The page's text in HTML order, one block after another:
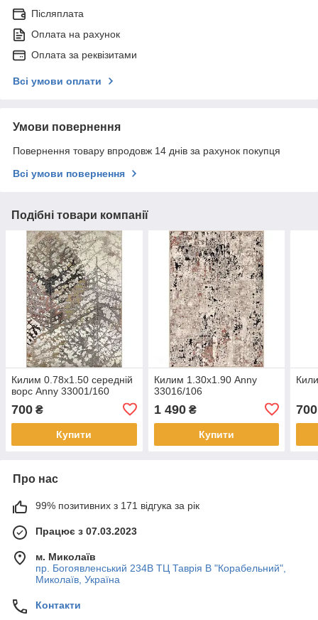
Післяплата
Оплата на рахунок
Оплата за реквізитами
Всі умови оплати
Умови повернення
Повернення товару впродовж 14 днів за рахунок покупця
Всі умови повернення
Подібні товари компанії
Килим 0.78х1.50 середній
ворс Anny 33001/160
700 ₴
Купити
Килим 1.30х1.90 Anny
33016/106
1 490₴
Купити
700
Про нас
99% позитивних з 171 відгука за рік
Працює з 07.03.2023
м. Миколаїв
пр. Богоявленський 234В ТЦ Таврія В "Корабельний",
Миколаїв, Україна
Контакти